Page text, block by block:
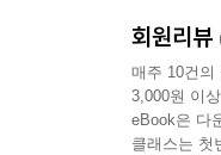
회원리뷰
매주 10건의
3,000원 이
eBook은 다
클래스는 첫